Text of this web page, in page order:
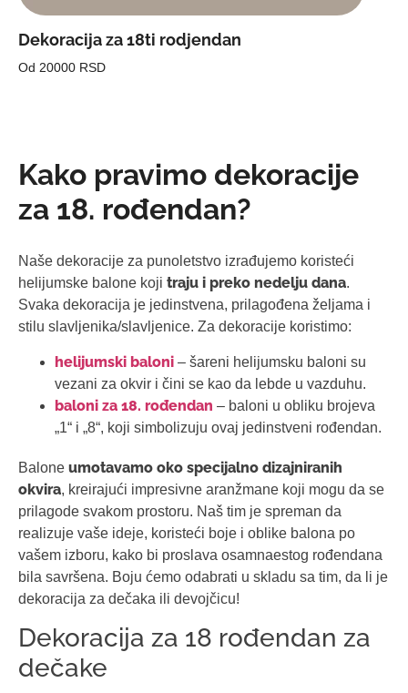
Dekoracija za 18ti rodjendan
Od 20000 RSD
Kako pravimo dekoracije
za 18. rođendan?
Naše dekoracije za punoletstvo izrađujemo koristeći
helijumske balone koji traju i preko nedelju dana.
Svaka dekoracija je jedinstvena, prilagođena željama i
stilu slavljenika/slavljenice. Za dekoracije koristimo:
helijumski baloni – šareni helijumsku baloni su
vezani za okvir i čini se kao da lebde u vazduhu.
baloni za 18. rođendan – baloni u obliku brojeva
„1“ i „8“, koji simbolizuju ovaj jedinstveni rođendan.
Balone umotavamo oko specijalno dizajniranih
okvira, kreirajući impresivne aranžmane koji mogu da se
prilagode svakom prostoru. Naš tim je spreman da
realizuje vaše ideje, koristeći boje i oblike balona po
vašem izboru, kako bi proslava osamnaestog rođendana
bila savršena. Boju ćemo odabrati u skladu sa tim, da li je
dekoracija za dečaka ili devojčicu!
Dekoracija za 18 rođendan za
dečake